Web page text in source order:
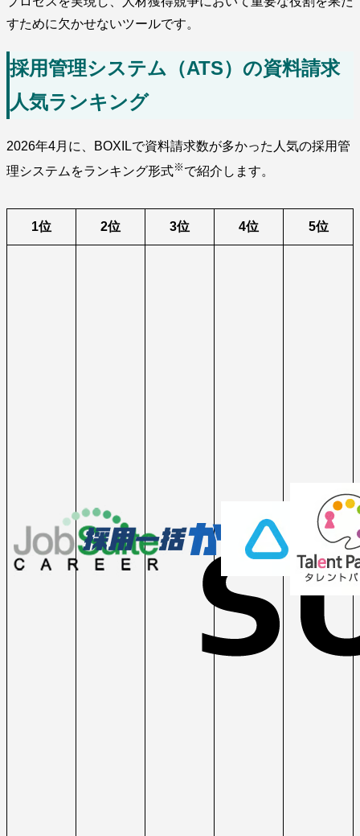
すために欠かせないツールです。
採用管理システム（ATS）の資料請求
人気ランキング
2026年4月に、BOXILで資料請求数が多かった人気の採用管
理システムをランキング形式※ で紹介します。
1位 2位 3位 4位 5位